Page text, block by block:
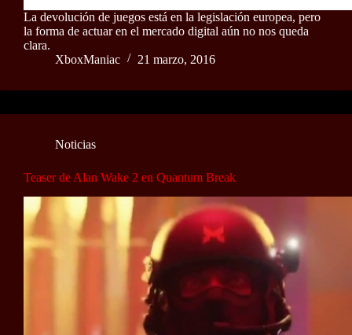
La devolución de juegos está en la legislación europea, pero
la forma de actuar en el mercado digital aún no nos queda
clara.
XboxManiac
21 marzo, 2016
Noticias
Teaser de Alan Wake 2 en Quantum Break